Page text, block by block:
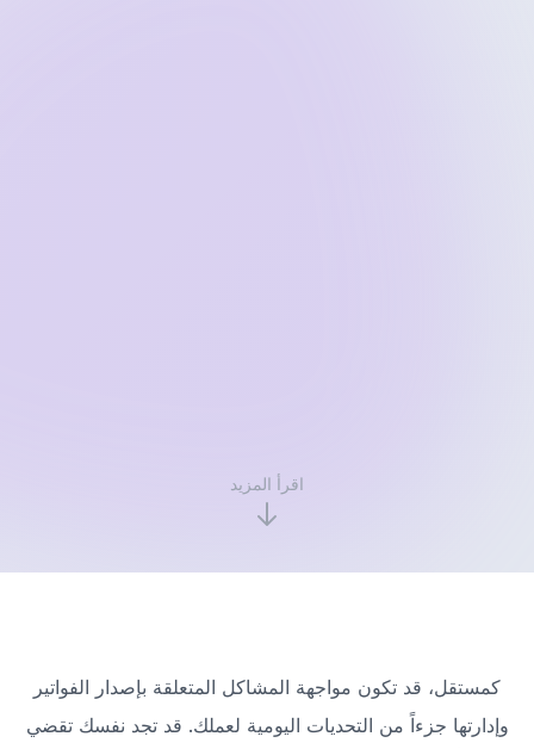
اقرأ المزيد
كمستقل، قد تكون مواجهة المشاكل المتعلقة بإصدار الفواتير
وإدارتها جزءاً من التحديات اليومية لعملك. قد تجد نفسك تقضي